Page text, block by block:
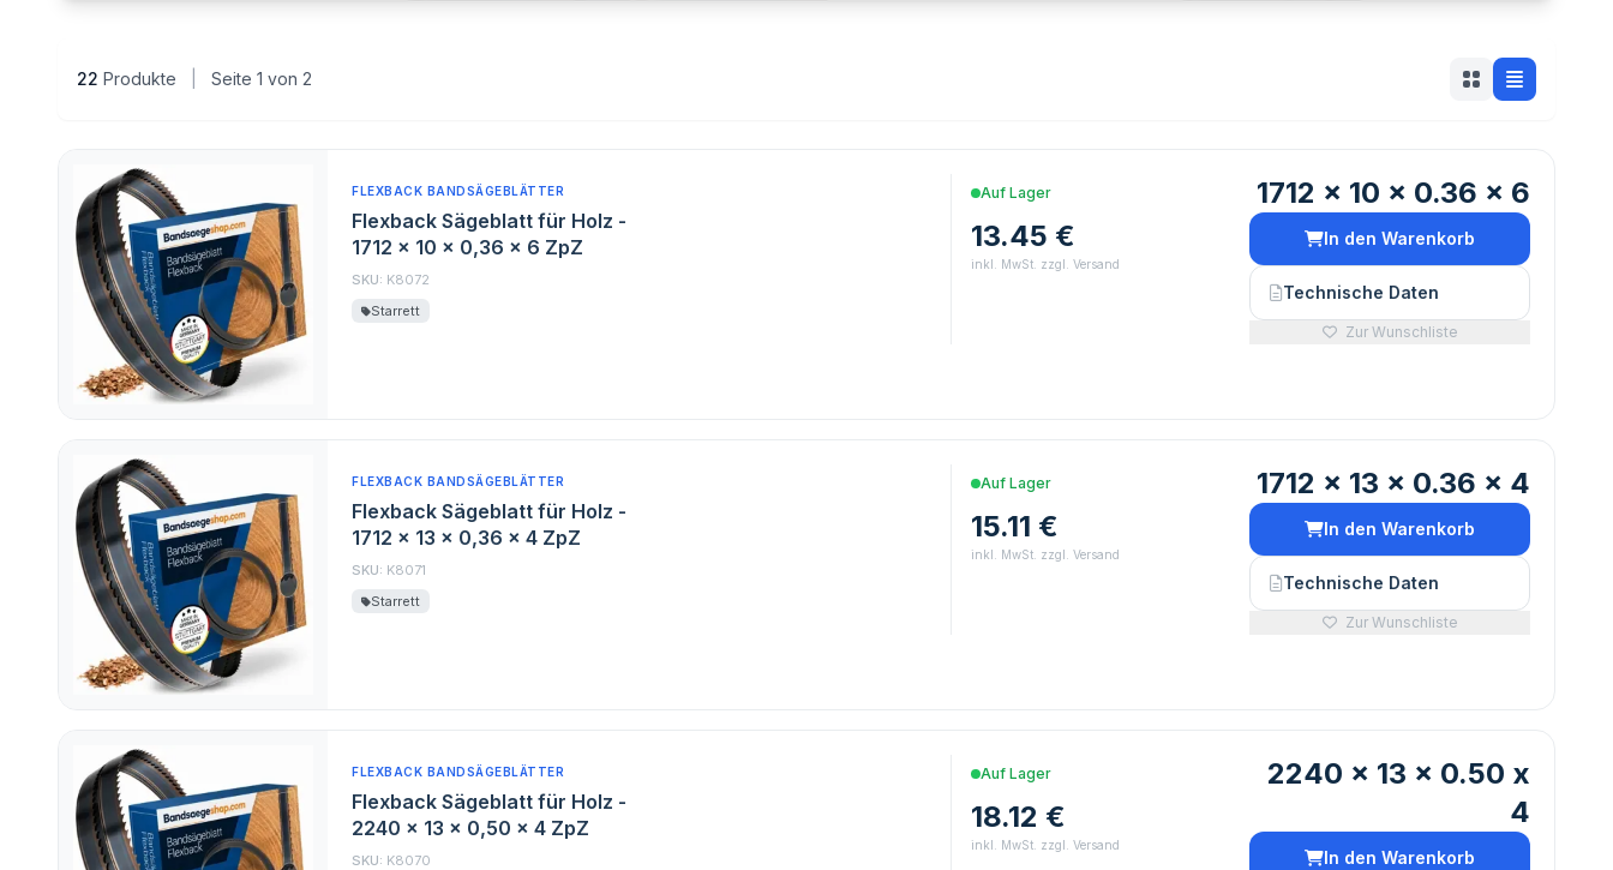
22 Produkte Seite 1 von 2
FLEXBACK BANDSÄGEBLÄTTER
Flexback Sägeblatt für Holz -
1712 x 10 x 0,36 x 6 ZpZ
SKU: K8072
Starrett
Auf Lager
13.45 €
inkl. MwSt. zzgl. Versand
1712 x 10 x 0.36 x 6
In den Warenkorb
Technische Daten
Zur Wunschliste
FLEXBACK BANDSÄGEBLÄTTER
Flexback Sägeblatt für Holz -
1712 x 13 x 0,36 x 4 ZpZ
SKU: K8071
Starrett
Auf Lager
15.11 €
inkl. MwSt. zzgl. Versand
1712 x 13 x 0.36 x 4
In den Warenkorb
Technische Daten
Zur Wunschliste
FLEXBACK BANDSÄGEBLÄTTER
Flexback Sägeblatt für Holz -
2240 x 13 x 0,50 x 4 ZpZ
SKU: K8070
Auf Lager
18.12 €
inkl. MwSt. zzgl. Versand
2240 x 13 x 0.50 x
4
In den Warenkorb